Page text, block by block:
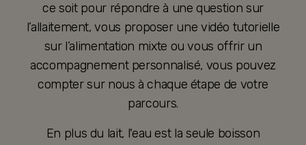
ce soit pour répondre à une question sur
l’allaitement, vous proposer une vidéo tutorielle
sur l’alimentation mixte ou vous offrir un
accompagnement personnalisé, vous pouvez
compter sur nous à chaque étape de votre
parcours.
En plus du lait, l'eau est la seule boisson